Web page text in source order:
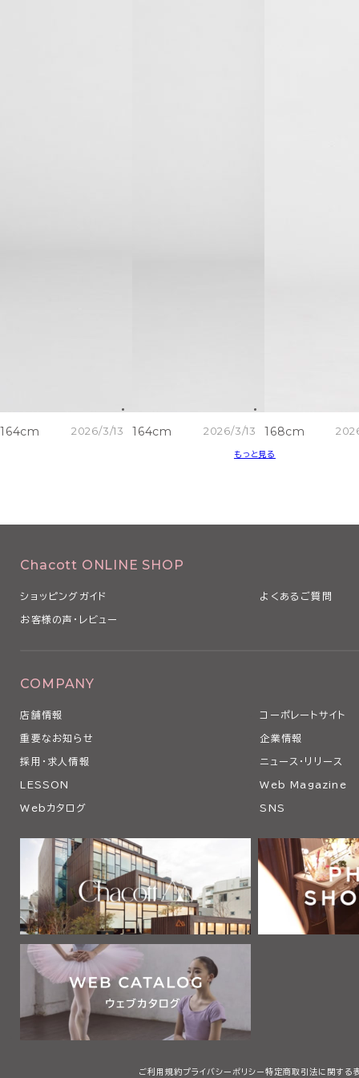
164cm 2026/3/13 164cm 2026/3/13 168cm
もっと見る
Chacott ONLINE SHOP
ショッピングガイド よくあるご質問
お客様の声・レビュー
COMPANY
店舗情報 コーポレートサイト
重要なお知らせ 企業情報
採用・求人情報 ニュース・リリース
LESSON Web Magazine
Webカタログ SNS
ご利用規約プライバシーポリシー 特定商取引法に関する